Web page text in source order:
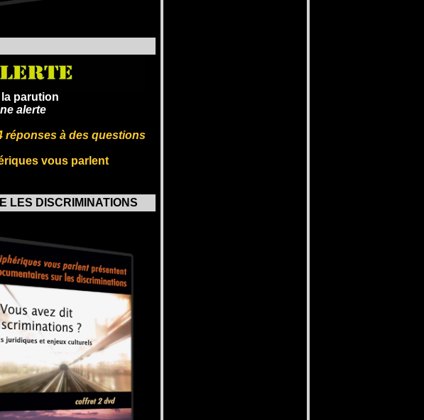
parution
alerte
réponses à des questions
vous parlent
LES DISCRIMINATIONS